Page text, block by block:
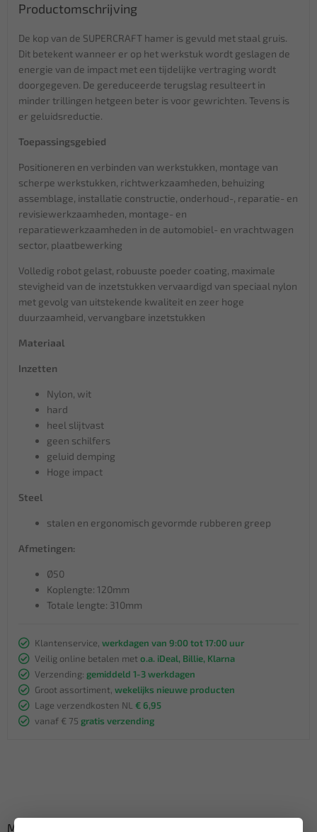
Productomschrijving
De kop van de SUPERCRAFT hamer is gevuld met staal gruis.
Dit betekent wanneer er op het werkstuk wordt geslagen de
energie van de impact met een tijdelijke vertraging wordt
doorgegeven. De gereduceerde terugslag resulteert in
minder trillingen hetgeen beter is voor gewrichten. Tevens is
er geluidsreductie.
Toepassingsgebied
Positioneren en verbinden van werkstukken, montage van
scherpe werkstukken, richtwerkzaamheden, behuizing
assemblage, installatie constructie, onderhoud-, reparatie- en
revisiewerkzaamheden, montage- en
reparatiewerkzaamheden in de automobiel- en vrachtwagen
sector, plaatbewerking
Volledig robot gelast, robuuste poeder coating, maximale
stevigheid van de inzetstukken vervaardigd van speciaal nylon
met gevolg van uitstekende kwaliteit en zeer hoge
duurzaamheid, vervangbare inzetstukken
Materiaal
Inzetten
Nylon, wit
hard
heel slijtvast
geen schilfers
geluid demping
Hoge impact
Steel
stalen en ergonomisch gevormde rubberen greep
Afmetingen:
Ø50
Koplengte: 120mm
Totale lengte: 310mm
Klantenservice, werkdagen van 9:00 tot 17:00 uur
Veilig online betalen met o.a. iDeal, Billie, Klarna
Verzending: gemiddeld 1-3 werkdagen
Groot assortiment, wekelijks nieuwe producten
Lage verzendkosten NL € 6,95
vanaf € 75 gratis verzending
Misschien ook interessant: